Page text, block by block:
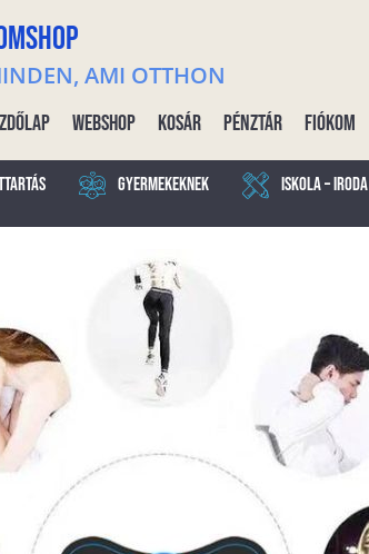
AMI OTTHON
Webshop Kosár Pénztár Fiókom
Gyermekeknek Iskola – Iroda